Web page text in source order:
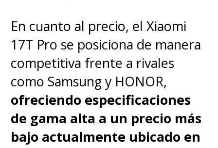
En cuanto al precio, el Xiaomi
17T Pro se posiciona de manera
competitiva frente a rivales
como Samsung y HONOR,
ofreciendo especificaciones
de gama alta a un precio más
bajo actualmente ubicado en